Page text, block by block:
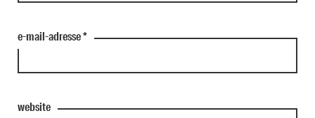
e-mail-adresse*
website